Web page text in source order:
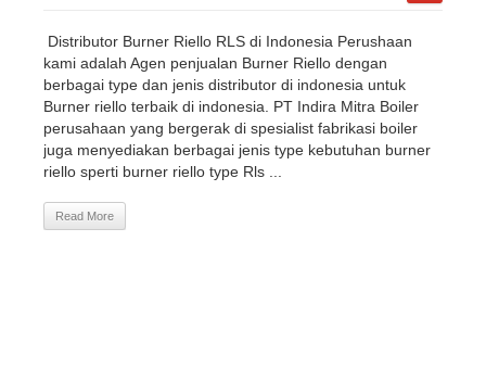
Distributor Burner Riello RLS di Indonesia Perushaan
kami adalah Agen penjualan Burner Riello dengan
berbagai type dan jenis distributor di indonesia untuk
Burner riello terbaik di indonesia. PT Indira Mitra Boiler
perusahaan yang bergerak di spesialist fabrikasi boiler
juga menyediakan berbagai jenis type kebutuhan burner
riello sperti burner riello type Rls ...
Read More